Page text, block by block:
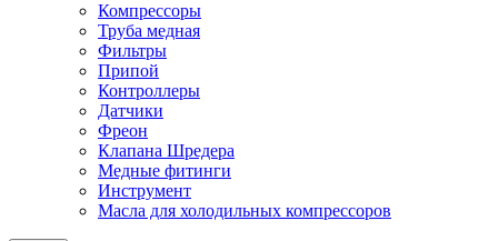
Компрессоры
Труба медная
Фильтры
Припой
Контроллеры
Датчики
Фреон
Клапана Шредера
Медные фитинги
Инструмент
Масла для холодильных компрессоров